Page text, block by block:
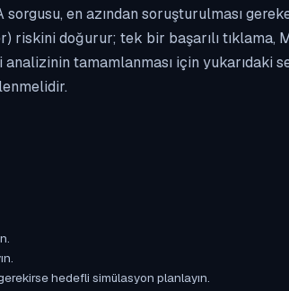
en azından soruşturulması
riskini doğurur; tek bir başarılı
tamamlanması için yukarıdaki
hedefli simülasyon planlayın.